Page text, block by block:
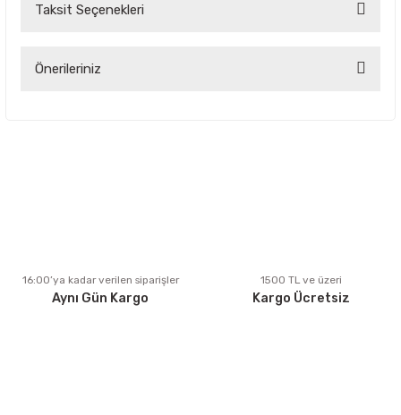
Bu ürüne ilk yorumu siz yapın!
Taksit Seçenekleri
Önerileriniz
Ürün fiyatı diğer sitelerden daha pahalı.
Bu ürüne benzer farklı alternatifler olmalı.
16:00’ya kadar verilen siparişler
Aynı Gün Kargo
1500 TL ve üzeri
Kargo Ücretsiz